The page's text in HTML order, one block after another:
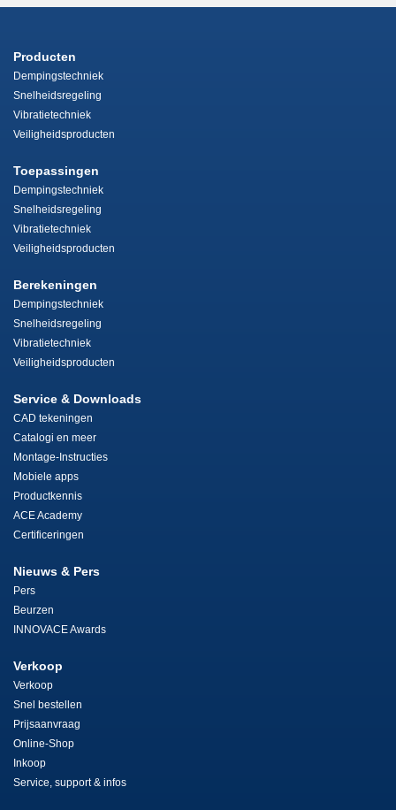
Producten
Dempingstechniek
Snelheidsregeling
Vibratietechniek
Veiligheidsproducten
Toepassingen
Dempingstechniek
Snelheidsregeling
Vibratietechniek
Veiligheidsproducten
Berekeningen
Dempingstechniek
Snelheidsregeling
Vibratietechniek
Veiligheidsproducten
Service & Downloads
CAD tekeningen
Catalogi en meer
Montage-Instructies
Mobiele apps
Productkennis
ACE Academy
Certificeringen
Nieuws & Pers
Pers
Beurzen
INNOVACE Awards
Verkoop
Verkoop
Snel bestellen
Prijsaanvraag
Online-Shop
Inkoop
Service, support & infos